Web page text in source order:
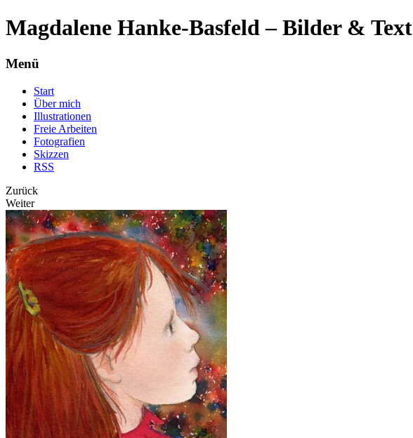
Magdalene Hanke-Basfeld – Bilder & Text
Menü
Start
Über mich
Illustrationen
Freie Arbeiten
Fotografien
Skizzen
RSS
Zurück
Weiter